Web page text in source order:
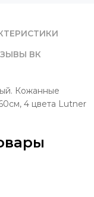
ВК
Кожанные
4 цвета Lutner